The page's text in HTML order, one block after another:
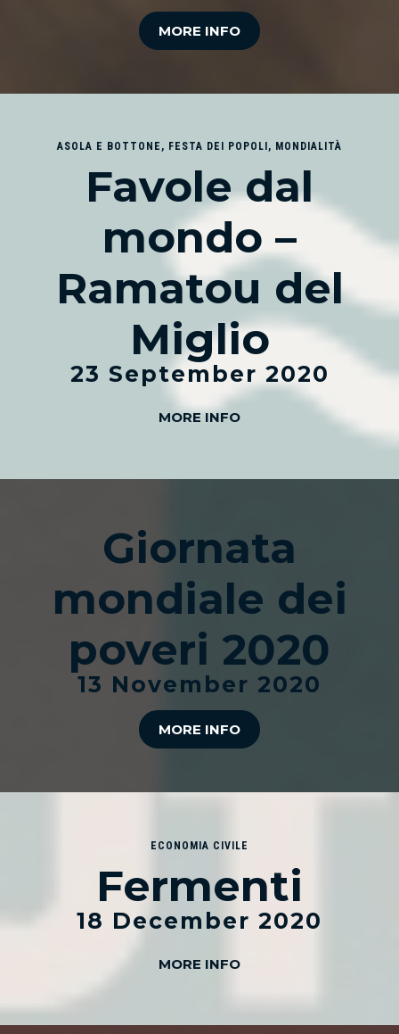
MORE INFO
ASOLA E BOTTONE , FESTA DEI POPOLI , MONDIALITÀ
Favole dal
mondo –
Ramatou del
Miglio
23 September 2020
MORE INFO
Giornata
mondiale dei
poveri 2020
13 November 2020
MORE INFO
ECONOMIA CIVILE
Fermenti
18 December 2020
MORE INFO